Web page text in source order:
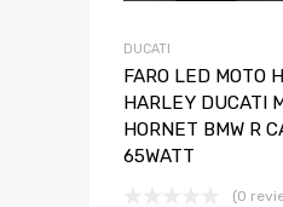
DUCATI
FARO LED MOTO
HARLEY DUCATI
HORNET BMW R
65WATT
(0